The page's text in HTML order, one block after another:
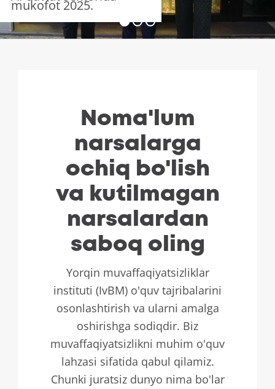
mukofot 2025.
Noma'lum
narsalarga
ochiq bo'lish
va kutilmagan
narsalardan
saboq oling
Yorqin muvaffaqiyatsizliklar
instituti (IvBM) o'quv tajribalarini
osonlashtirish va ularni amalga
oshirishga sodiqdir. Biz
muvaffaqiyatsizlikni muhim o'quv
lahzasi sifatida qabul qilamiz.
Chunki juratsiz dunyo nima bo'lar